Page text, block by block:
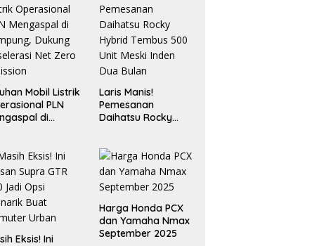
Mobil Listrik
PLN
di
Laris Manis!
Pemesanan
Daihatsu Rocky
Dua Bulan
Eksis! Ini
Harga Honda PCX
dan Yamaha Nmax
September 2025